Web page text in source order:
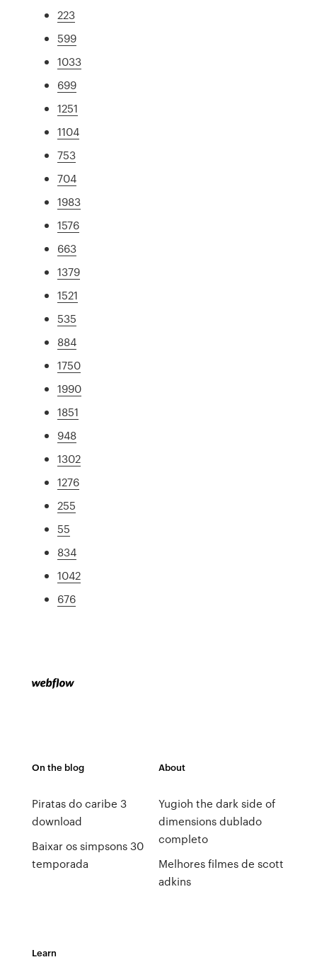
223
599
1033
699
1251
1104
753
704
1983
1576
663
1379
1521
535
884
1750
1990
1851
948
1302
1276
255
55
834
1042
676
On the blog
Piratas do caribe 3
download
Baixar os simpsons 30
temporada
About
Yugioh the dark side of
dimensions dublado
completo
Melhores filmes de scott
adkins
Learn